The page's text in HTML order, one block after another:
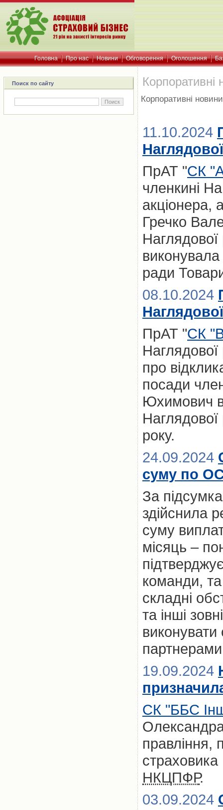
Головна Про нас Новини Обговорення Оголошення
Поиск по сайту Корпоративні
Корпоративні новини
11.10.2024
ПрАТ "СК
членкині
акціонера,
Гречко
ради
08.10.2024
ПрАТ "СК
про
посади
Юхимович
року.
24.09.2024
суму по
За
здійснила
суму
місяць –
команди,
складні
та інші
виконувати
19.09.2024
СК "ББС
правління,
страховика
НКЦПФР.
03.09.2024